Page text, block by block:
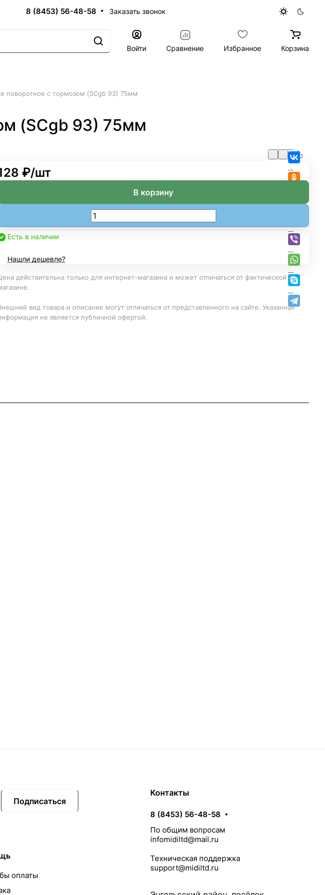
8 (8453) 56-48-58 Заказать звонок
Войти Сравнение Избранное Корзина
поворотное с тормозом (SCgb 93) 75мм
(SCgb 93) 75мм
₽/шт
В корзину
Есть в наличии
Нашли дешевле?
действительна только для интернет-магазина и может отличаться от фактической в
вид товара и описание могут отличаться от представленного на сайте. Указанная
не является публичной офертой.
Подписаться
оплаты
Контакты
8 (8453) 56-48-58
По общим вопросам
infomidiltd@mail.ru
Техническая поддержка
support@midiltd.ru